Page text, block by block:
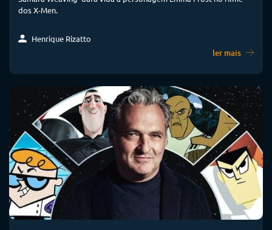
dos X-Men.
Henrique Rizatto
ler mais